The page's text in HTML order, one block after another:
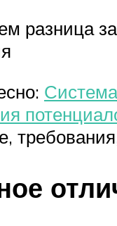
разница
Система